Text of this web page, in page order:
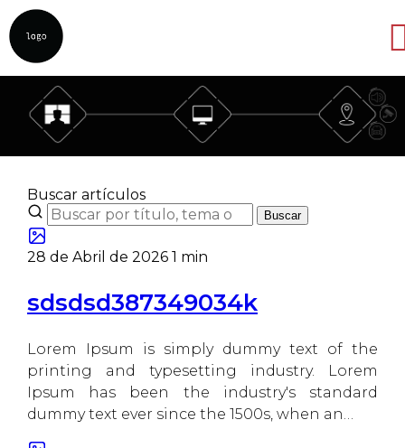
Buscar artículos
Buscar
28 de Abril de 2026 1 min
sdsdsd387349034k
Lorem Ipsum is simply dummy text of the
printing and typesetting industry. Lorem
Ipsum has been the industry's standard
dummy text ever since the 1500s, when an…